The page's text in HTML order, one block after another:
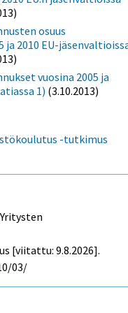
osuus
2010 EU-
vuosina 2005 ja
1) (3.10.2013)
-tutkimus
[viitattu: 9.8.2026].
03/